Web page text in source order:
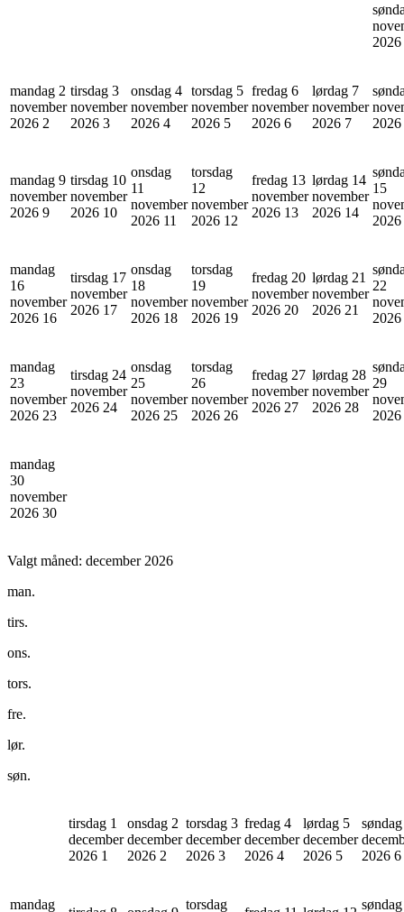
2026
mandag 2
november
2026 2
tirsdag 3
november
2026 3
onsdag 4
november
2026 4
torsdag 5
november
2026 5
fredag 6
november
2026 6
lørdag 7
november
2026 7
2026
mandag 9
november
2026 9
tirsdag 10
november
2026 10
onsdag
11
november
2026 11
torsdag
12
november
2026 12
fredag 13
november
2026 13
lørdag 14
november
2026 14
15
2026
mandag
16
november
2026 16
tirsdag 17
november
2026 17
onsdag
18
november
2026 18
torsdag
19
november
2026 19
fredag 20
november
2026 20
lørdag 21
november
2026 21
22
2026
mandag
23
november
2026 23
tirsdag 24
november
2026 24
onsdag
25
november
2026 25
torsdag
26
november
2026 26
fredag 27
november
2026 27
lørdag 28
november
2026 28
29
2026
mandag
30
november
2026 30
Valgt måned: december 2026
man.
tirs.
ons.
tors.
fre.
lør.
søn.
tirsdag 1
december
2026 1
onsdag 2
december
2026 2
torsdag 3
december
2026 3
fredag 4
december
2026 4
lørdag 5
december
2026 5
2026 6
mandag torsdag søndag